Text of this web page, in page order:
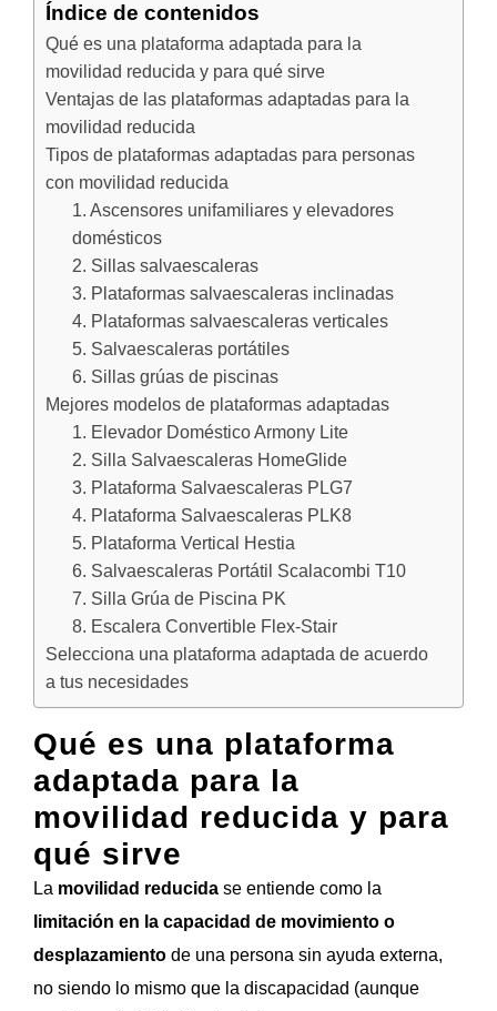
Índice de contenidos
Qué es una plataforma adaptada para la
movilidad reducida y para qué sirve
Ventajas de las plataformas adaptadas para la
movilidad reducida
Tipos de plataformas adaptadas para personas
con movilidad reducida
1. Ascensores unifamiliares y elevadores
domésticos
2. Sillas salvaescaleras
3. Plataformas salvaescaleras inclinadas
4. Plataformas salvaescaleras verticales
5. Salvaescaleras portátiles
6. Sillas grúas de piscinas
Mejores modelos de plataformas adaptadas
1. Elevador Doméstico Armony Lite
2. Silla Salvaescaleras HomeGlide
3. Plataforma Salvaescaleras PLG7
4. Plataforma Salvaescaleras PLK8
5. Plataforma Vertical Hestia
6. Salvaescaleras Portátil Scalacombi T10
7. Silla Grúa de Piscina PK
8. Escalera Convertible Flex-Stair
Selecciona una plataforma adaptada de acuerdo
a tus necesidades
Qué es una plataforma
adaptada para la
movilidad reducida y para
qué sirve
La movilidad reducida se entiende como la
limitación en la capacidad de movimiento o
desplazamiento de una persona sin ayuda externa,
no siendo lo mismo que la discapacidad (aunque